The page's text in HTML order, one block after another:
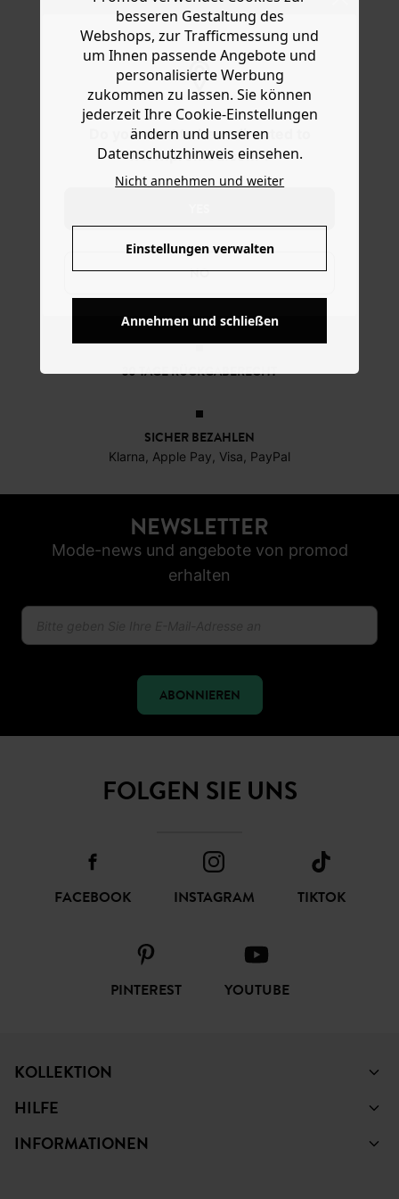
Do you want to be redirected to
www.promod.com ?
NO
kräftigem Rot, Pastellrosa oder elegantem Beige. Das
Modell in Einheitsgröße ist nur für Ohrlöcher geeignet.
Eine schöne Geschenkidee.
30 TAGE RÜCKGABERECHT
SICHER BEZAHLEN
Klarna, Apple Pay, Visa, PayPal
NEWSLETTER
Mode-news und angebote von promod
erhalten
ABONNIEREN
FOLGEN SIE UNS
FACEBOOK INSTAGRAM TIKTOK
PINTEREST YOUTUBE
KOLLEKTION
HILFE
INFORMATIONEN
besseren Gestaltung des
Webshops, zur Trafficmessung und
um Ihnen passende Angebote und
personalisierte Werbung
zukommen zu lassen. Sie können
jederzeit Ihre Cookie-Einstellungen
ändern und unseren
Datenschutzhinweis einsehen.
Nicht annehmen und weiter
Einstellungen verwalten
Annehmen und schließen